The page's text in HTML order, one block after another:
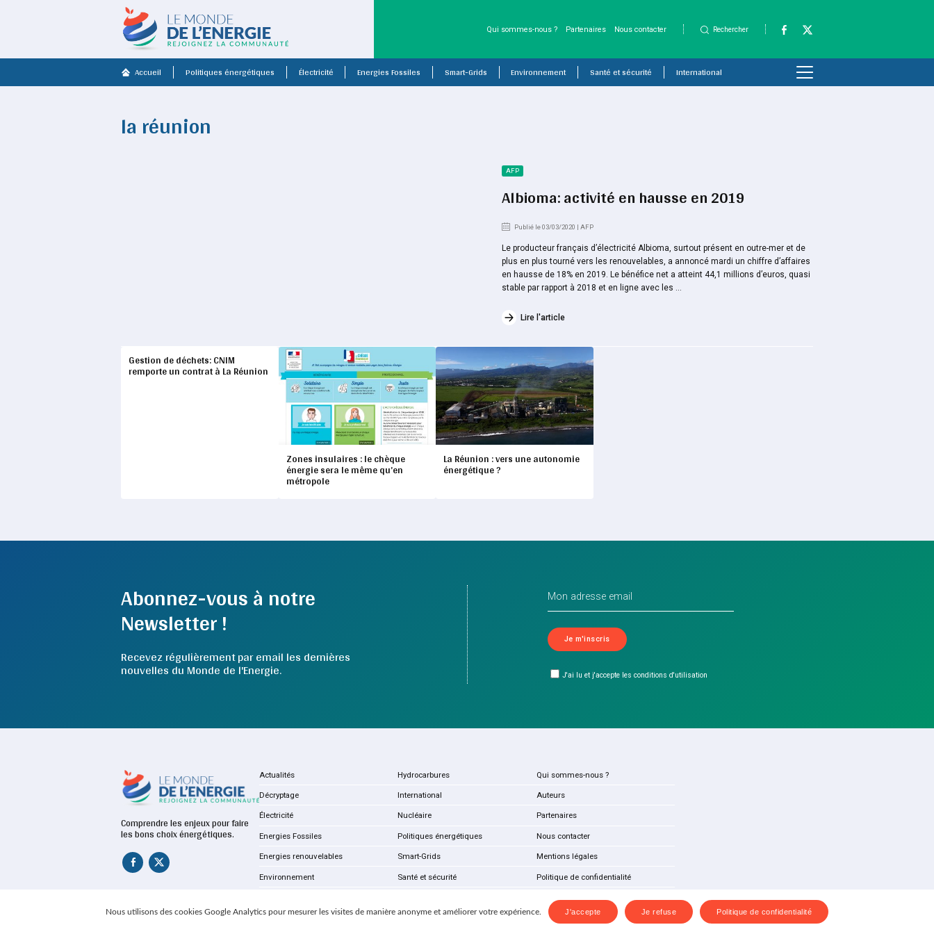
Qui sommes-nous ? Partenaires Nous contacter Rechercher
Accueil Politiques énergétiques Électricité Energies Fossiles Smart-Grids Environnement Santé et sécurité International
la réunion
AFP
Albioma: activité en hausse en 2019
Publié le 03/03/2020 | AFP
Le producteur français d’électricité Albioma, surtout présent en outre-mer et de
plus en plus tourné vers les renouvelables, a annoncé mardi un chiffre d’affaires
en hausse de 18% en 2019. Le bénéfice net a atteint 44,1 millions d’euros, quasi
stable par rapport à 2018 et en ligne avec les ...
Lire l'article
Gestion de déchets: CNIM
remporte un contrat à La Réunion
Zones insulaires : le chèque
énergie sera le même qu’en
métropole
La Réunion : vers une autonomie
énergétique ?
Abonnez-vous à notre
Newsletter !
Recevez régulièrement par email les dernières
nouvelles du Monde de l'Energie. J'ai lu et j'accepte les conditions d'utilisation
Comprendre les enjeux pour faire
les bons choix énergétiques.
Actualités
Décryptage
Électricité
Energies Fossiles
Energies renouvelables
Environnement
Hydrocarbures
International
Nucléaire
Politiques énergétiques
Smart-Grids
Santé et sécurité
Qui sommes-nous ?
Auteurs
Partenaires
Nous contacter
Mentions légales
Politique de confidentialité
Nous utilisons des cookies Google Analytics pour mesurer les visites de manière anonyme et améliorer votre expérience. J'accepte Je refuse Politique de confidentialité